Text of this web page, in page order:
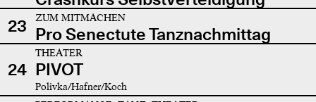
23
ZUM MITMACHEN
Pro Senectute Tanznachmittag
24
THEATER
PIVOT
Polivka/Hafner/Koch